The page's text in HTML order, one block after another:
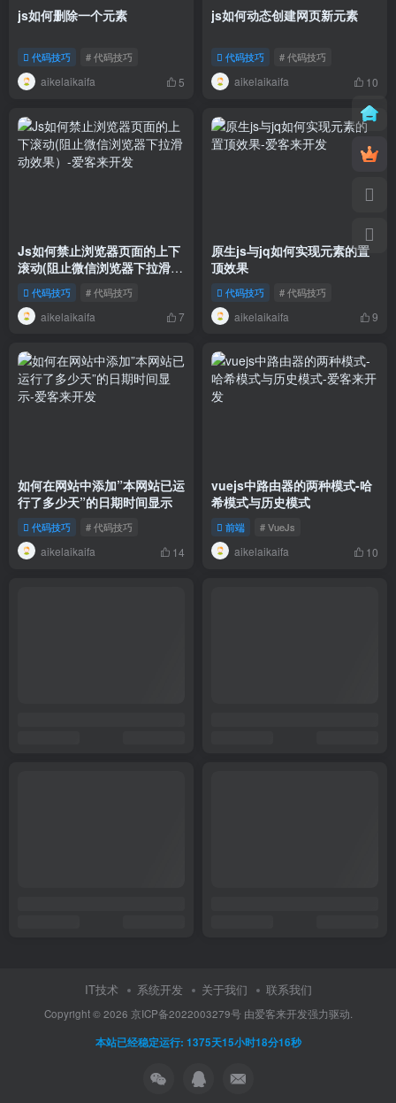
js如何删除一个元素
代码技巧 # 代码技巧
aikelaikaifa 5
js如何动态创建网页新元素
代码技巧 # 代码技巧
aikelaikaifa 10
Js如何禁止浏览器页面的上下
滚动(阻止微信浏览器下拉滑动
代码技巧 # 代码技巧
aikelaikaifa 7
原生js与jq如何实现元素的置
顶效果
代码技巧 # 代码技巧
aikelaikaifa 9
如何在网站中添加”本网站已运
行了多少天”的日期时间显示
代码技巧 # 代码技巧
aikelaikaifa 14
vuejs中路由器的两种模式-哈
希模式与历史模式
前端 # VueJs
aikelaikaifa 10
IT技术 系统开发 关于我们 联系我们
Copyright ©2026 京ICP备2022003279号由爱客来开发强力驱动.
本站已经稳定运行: 1375天15小时18分16秒